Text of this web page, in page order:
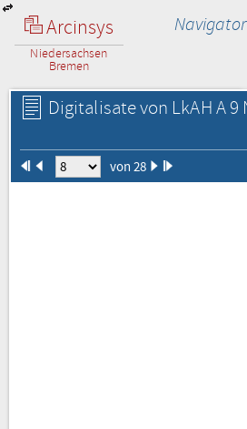
Arcinsys
Niedersachsen
Bremen
Navigator
Digitalisate von LkAH A 9
von 28